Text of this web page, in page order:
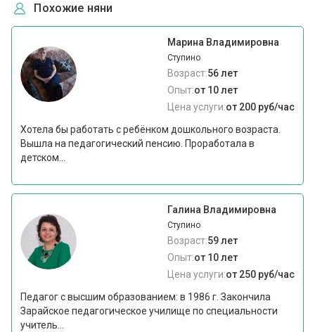
Похожие няни
Марина Владимировна
Ступино
Возраст:56 лет
Опыт:от 10 лет
Цена услуги:от 200 руб/час
Хотела бы работать с ребёнком дошкольного возраста.
Вышла на педагогический пенсию. Проработала в
детском...
Галина Владимировна
Ступино
Возраст:59 лет
Опыт:от 10 лет
Цена услуги:от 250 руб/час
Педагог с высшим образованием: в 1986 г. Закончила
Зарайское педагогическое училище по специальности
учитель...